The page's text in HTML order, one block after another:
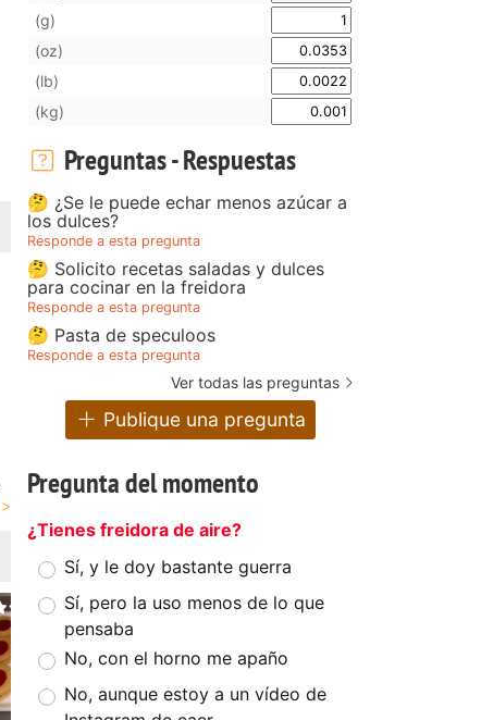
(g)
(oz)
(lb)
(kg)
Preguntas - Respuestas
🤔 ¿Se le puede echar menos azúcar a
los dulces?
Responde a esta pregunta
🤔 Solicito recetas saladas y dulces
para cocinar en la freidora
Responde a esta pregunta
🤔 Pasta de speculoos
Responde a esta pregunta
Ver todas las preguntas
Publique una pregunta
Pregunta del momento
¿Tienes freidora de aire?
Sí, y le doy bastante guerra
Sí, pero la uso menos de lo que
pensaba
No, con el horno me apaño
No, aunque estoy a un vídeo de